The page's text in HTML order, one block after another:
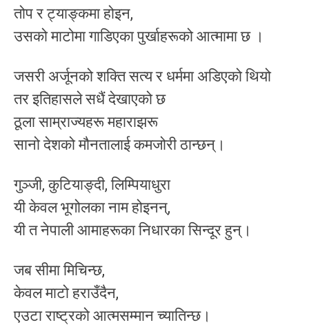
तोप र ट्याङ्कमा होइन,
उसको माटोमा गाडिएका पुर्खाहरूको आत्मामा छ ।
जसरी अर्जूनको शक्ति सत्य र धर्ममा अडिएको थियो
तर इतिहासले सधैं देखाएको छ
ठूला साम्राज्यहरू महाराझरू
सानो देशको मौनतालाई कमजोरी ठान्छन्।
गुञ्जी, कुटियाङ्दी, लिम्पियाधुरा
यी केवल भूगोलका नाम होइनन्,
यी त नेपाली आमाहरूका निधारका सिन्दूर हुन्।
जब सीमा मिचिन्छ,
केवल माटो हराउँदैन,
एउटा राष्ट्रको आत्मसम्मान च्यातिन्छ।